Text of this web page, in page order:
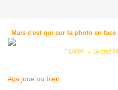
Mais c'est qui sur la photo en
* GMR = Grand
#ça joue ou bien